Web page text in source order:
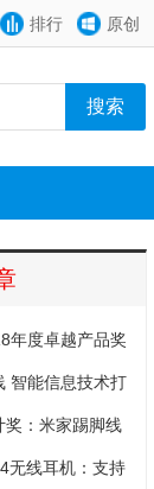
排行 原创
年度卓越产品奖
智能信息技术打
奖：米家踢脚线
无线耳机：支持